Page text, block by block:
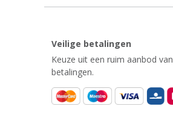
Veilige betalingen
Keuze uit een ruim aanbod van
betalingen.